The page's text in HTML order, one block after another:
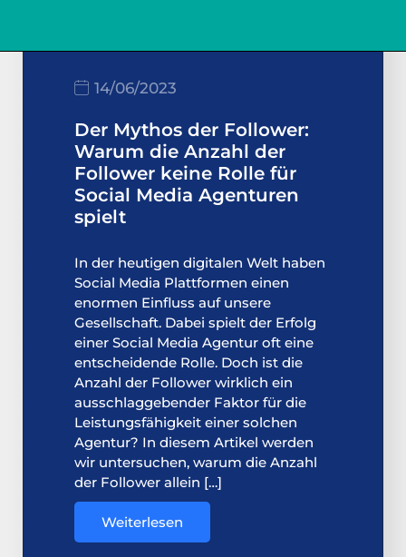
14/06/2023
Der Mythos der Follower:
Warum die Anzahl der
Follower keine Rolle für
Social Media Agenturen
spielt
In der heutigen digitalen Welt haben
Social Media Plattformen einen
enormen Einfluss auf unsere
Gesellschaft. Dabei spielt der Erfolg
einer Social Media Agentur oft eine
entscheidende Rolle. Doch ist die
Anzahl der Follower wirklich ein
ausschlaggebender Faktor für die
Leistungsfähigkeit einer solchen
Agentur? In diesem Artikel werden
wir untersuchen, warum die Anzahl
der Follower allein […]
Weiterlesen